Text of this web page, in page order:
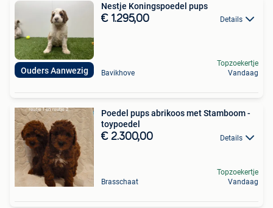
Ouders Aanwezig
Nestje Koningspoedel pups
€ 1.295,00 Details
Bavikhove
Topzoekertje
Vandaag
Poedel pups abrikoos met Stamboom -
toypoedel
€ 2.300,00 Details
Brasschaat
Topzoekertje
Vandaag